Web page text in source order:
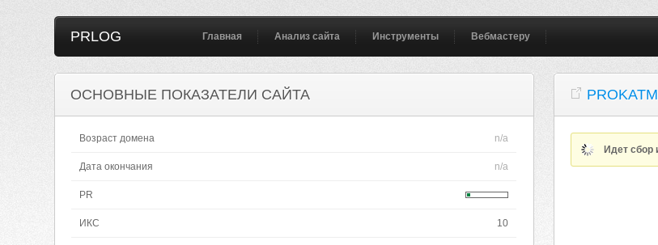
PRLOG Главная Анализ сайта Инструменты Вебмастеру
ОСНОВНЫЕ ПОКАЗАТЕЛИ САЙТА
Возраст домена n/a
Дата окончания n/a
PR
ИКС 10
Идет